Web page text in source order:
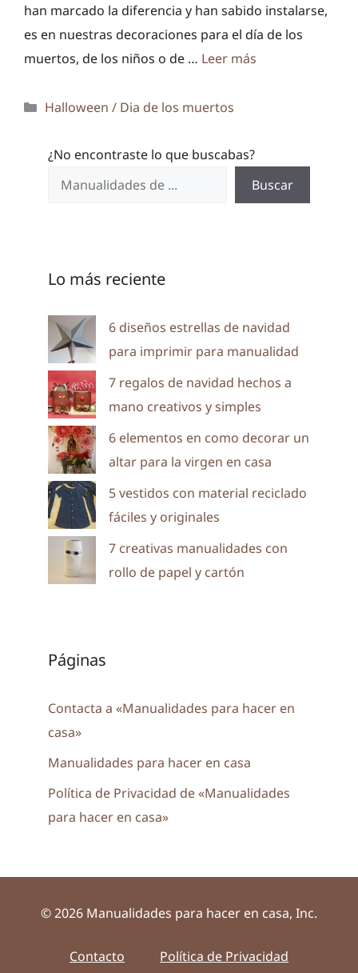
han marcado la diferencia y han sabido instalarse,
es en nuestras decoraciones para el día de los
muertos, de los niños o de … Leer más
Categorías
Halloween / Dia de los muertos
¿No encontraste lo que buscabas?
Buscar
Lo más reciente
6 diseños estrellas de navidad
para imprimir para manualidad
7 regalos de navidad hechos a
mano creativos y simples
6 elementos en como decorar un
altar para la virgen en casa
5 vestidos con material reciclado
fáciles y originales
7 creativas manualidades con
rollo de papel y cartón
Páginas
Contacta a «Manualidades para hacer en
casa»
Manualidades para hacer en casa
Política de Privacidad de «Manualidades
para hacer en casa»
© 2026 Manualidades para hacer en casa, Inc.
Contacto Política de Privacidad